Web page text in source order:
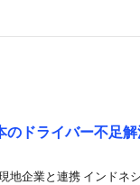
ドライバー不足
地企業と連携 インドネ